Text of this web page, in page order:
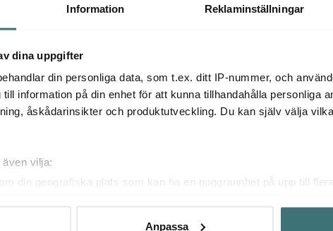
Information Reklaminställningar
dina uppgifter
din personliga data, som t.ex. ditt IP-nummer, och
information på din enhet för att kunna tillhandahålla personliga
åskådarinsikter och produktutveckling. Du kan själv välja
vilja:
din geografiska plats som kan ha en noggrannhet på upp till
Anpassa